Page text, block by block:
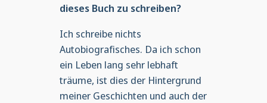
dieses Buch zu schreiben?
Ich schreibe nichts
Autobiografisches. Da ich schon
ein Leben lang sehr lebhaft
träume, ist dies der Hintergrund
meiner Geschichten und auch der